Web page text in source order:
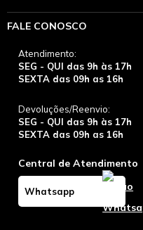
FALE CONOSCO
Atendimento:
SEG - QUI das 9h às 17h
SEXTA das 09h as 16h
Devoluções/Reenvio:
SEG - QUI das 9h às 17h
SEXTA das 09h as 16h
Central de Atendimento
Whatsapp